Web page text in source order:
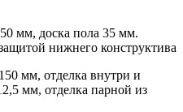
мм, доска пола 35 мм.
нижнего конструктива
мм, отделка внутри и
мм, отделка парной из